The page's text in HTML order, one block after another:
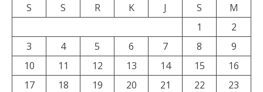
S
S R K J S
M
1
2
3
4 5 6 7 8
9
10
11 12 13 14 15
16
17
18 19 20 21 22
23